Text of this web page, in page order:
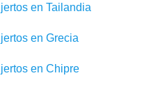
en Tailandia
en Grecia
en Chipre